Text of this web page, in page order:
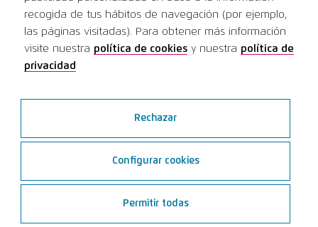
terapéuticas para resolver de la
misma forma una restauración
alta complejidad.
Director del Curso
recogida de tus hábitos de navegación (por ejemplo,
las páginas visitadas). Para obtener más información
visite nuestra política de cookies y nuestra política de
privacidad
Rechazar
Configurar cookies
Permitir todas